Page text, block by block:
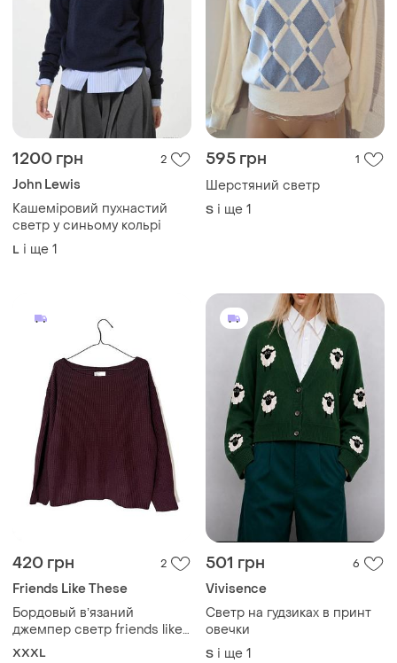
1200 грн 2
John Lewis
Кашеміровий пухнастий
светр у синьому кольрі
L і ще 1
595 грн 1
Шерстяний светр
S і ще 1
420 грн 2
Friends Like These
Бордовый вʼязаний
джемпер светр friends like
these...
XXXL
501 грн 6
Vivisence
Светр на гудзиках в принт
овечки
S і ще 1